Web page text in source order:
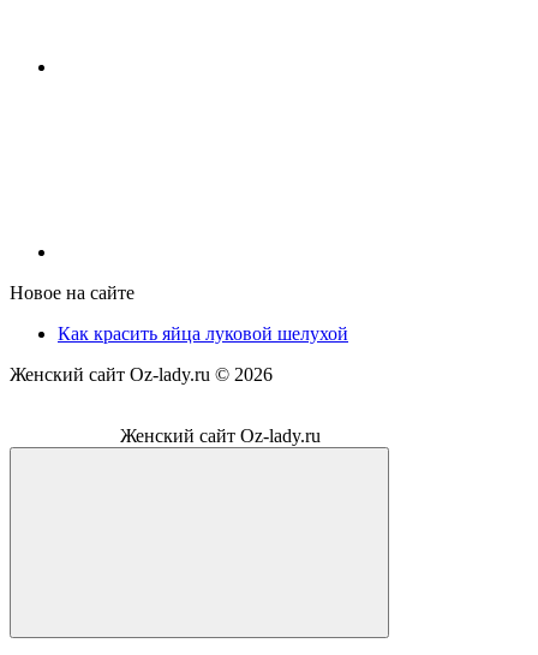
Новое на сайте
Как красить яйца луковой шелухой
Женский сайт Oz-lady.ru © 2026
Женский сайт Oz-lady.ru